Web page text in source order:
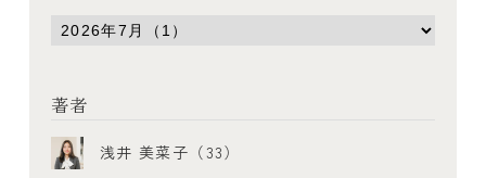
著者
浅井 美菜子（33）